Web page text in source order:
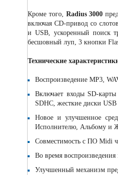
Кроме того, Radius 3000
включая CD-привод со
и USB, ускоренный поиск
бесшовный луп, 3 кнопки
Технические
Воспроизведение MP3,
Включает входы SD-
SDHC, жесткие диски
Новое и улучшенное
Исполнителю, Альбому и
Совместимость с ПО Midi
Во время
Улучшенный механизм